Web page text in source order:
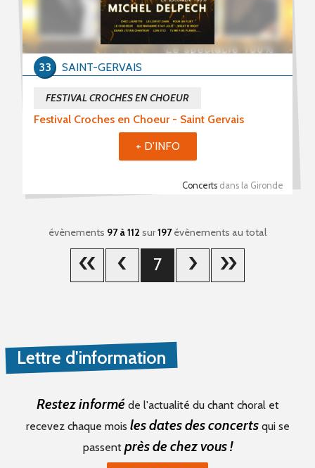
Festival Croches en Choeur - Saint Gervais
FESTIVAL CROCHES EN CHOEUR
Concerts dans la Gironde
SAINT-GERVAIS
33
+ D'INFO
évènements 97 à 112 sur197évènements au total
7
Lettre d'information
Restez informé de l'actualité du chant choral et
recevez chaque mois les dates des concertsqui se
passent près de chez vous !